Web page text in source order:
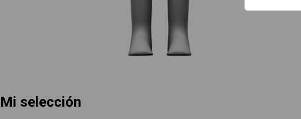
Mi selección